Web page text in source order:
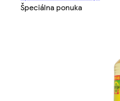
Špeciálna ponuka